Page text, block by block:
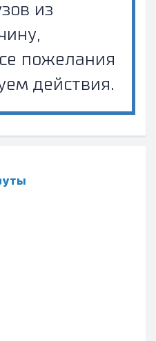
из
пожелания
действия.